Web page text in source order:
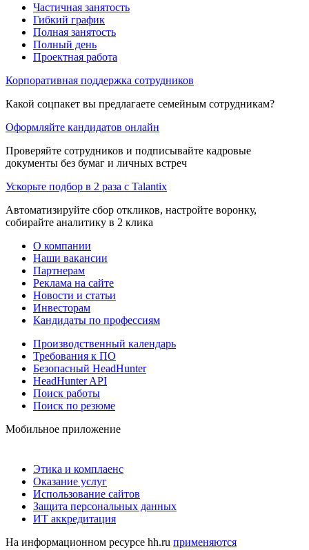
Частичная занятость
Гибкий график
Полная занятость
Полный день
Проектная работа
Корпоративная поддержка сотрудников
Какой соцпакет вы предлагаете семейным сотрудникам?
Оформляйте кандидатов онлайн
Проверяйте сотрудников и подписывайте кадровые
документы без бумаг и личных встреч
Ускорьте подбор в 2 раза с Talantix
Автоматизируйте сбор откликов, настройте воронку,
собирайте аналитику в 2 клика
О компании
Наши вакансии
Партнерам
Реклама на сайте
Новости и статьи
Инвесторам
Кандидаты по профессиям
Производственный календарь
Требования к ПО
Безопасный HeadHunter
HeadHunter API
Поиск работы
Поиск по резюме
Мобильное приложение
Этика и комплаенс
Оказание услуг
Использование сайтов
Защита персональных данных
ИТ аккредитация
На информационном ресурсе hh.ru применяются